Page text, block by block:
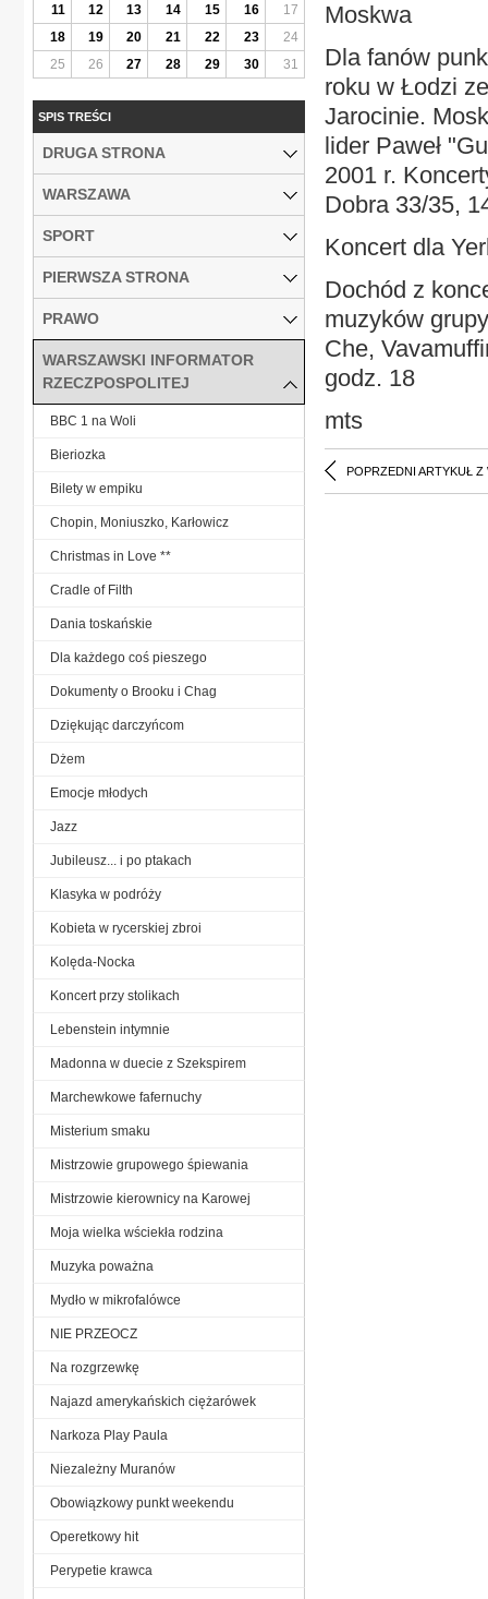
Moskwa
Dla fanów
roku w Łodzi
Jarocinie.
lider Paweł
2001 r.
Dobra 33/35,
Koncert dla
Dochód z
muzyków
Che,
godz. 18
mts
POPRZEDNI ARTYKUŁ Z
11
12 13 14 15 16
17
18
19 20 21 22 23
24
25
26 27 28 29 30 31
SPIS TREŚCI
DRUGA STRONA
WARSZAWA
SPORT
PIERWSZA STRONA
PRAWO
WARSZAWSKI INFORMATOR
RZECZPOSPOLITEJ
BBC 1 na Woli
Bieriozka
Bilety w empiku
Chopin, Moniuszko, Karłowicz
Christmas in Love **
Cradle of Filth
Dania toskańskie
Dla każdego coś pieszego
Dokumenty o Brooku i Chag
Dziękując darczyńcom
Dżem
Emocje młodych
Jazz
Jubileusz... i po ptakach
Klasyka w podróży
Kobieta w rycerskiej zbroi
Kolęda-Nocka
Koncert przy stolikach
Lebenstein intymnie
Madonna w duecie z Szekspirem
Marchewkowe fafernuchy
Misterium smaku
Mistrzowie grupowego śpiewania
Mistrzowie kierownicy na Karowej
Moja wielka wściekła rodzina
Muzyka poważna
Mydło w mikrofalówce
NIE PRZEOCZ
Na rozgrzewkę
Najazd amerykańskich ciężarówek
Narkoza Play Paula
Niezależny Muranów
Obowiązkowy punkt weekendu
Operetkowy hit
Perypetie krawca